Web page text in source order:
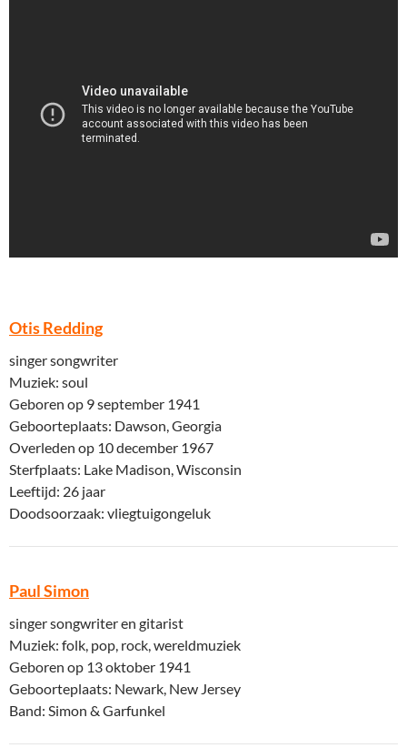
Otis Redding
singer songwriter
Muziek: soul
Geboren op 9 september 1941
Geboorteplaats: Dawson, Georgia
Overleden op 10 december 1967
Sterfplaats: Lake Madison, Wisconsin
Leeftijd: 26 jaar
Doodsoorzaak: vliegtuigongeluk
Paul Simon
singer songwriter en gitarist
Muziek: folk, pop, rock, wereldmuziek
Geboren op 13 oktober 1941
Geboorteplaats: Newark, New Jersey
Band: Simon & Garfunkel